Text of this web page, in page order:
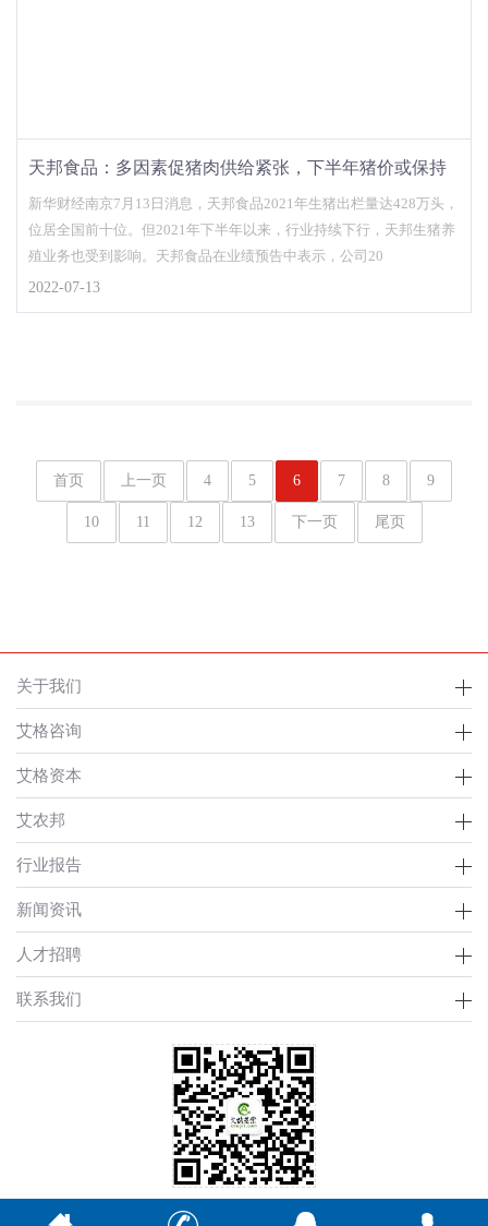
天邦食品：多因素促猪肉供给紧张，下半年猪价或保持
高位
新华财经南京7月13日消息，天邦食品2021年生猪出栏量达428万头，
位居全国前十位。但2021年下半年以来，行业持续下行，天邦生猪养
殖业务也受到影响。天邦食品在业绩预告中表示，公司20
2022-07-13
首页 上一页 4 5 6 7 8 9
10 11 12 13 下一页 尾页
关于我们
艾格咨询
艾格资本
艾农邦
行业报告
新闻资讯
人才招聘
联系我们
Copyright © 2002-2021 艾格农业 版权所有